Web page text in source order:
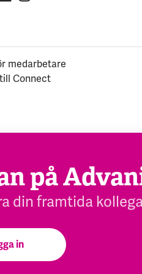
medarbetare
Connect
på
din framtida
in